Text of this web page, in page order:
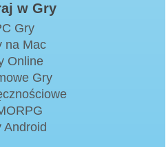
w Gry
Gry
na Mac
Online
Gry
Android